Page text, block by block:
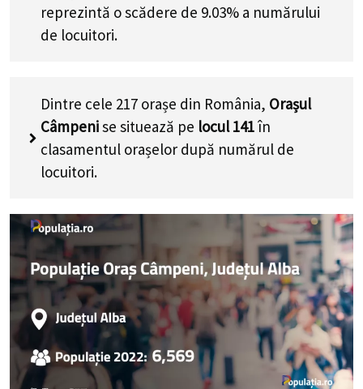
reprezintă o scădere de 9.03% a numărului
de locuitori.
Dintre cele 217 orașe din România, Orașul
Câmpenise situează pe locul 141în
clasamentul orașelor după numărul de
locuitori.